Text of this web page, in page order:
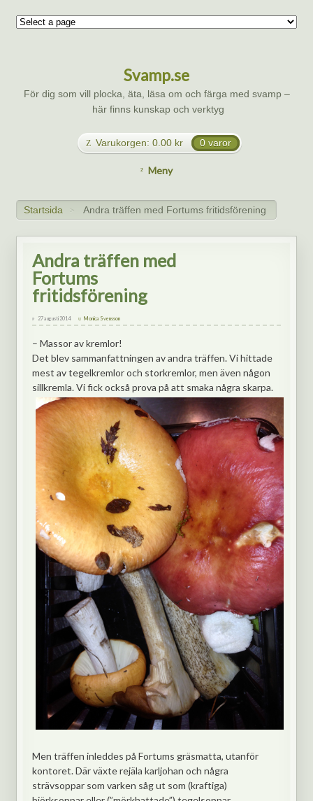
Svamp.se
För dig som vill plocka, äta, läsa om och färga med svamp –
här finns kunskap och verktyg
Varukorgen: 0.00 kr 0 varor
Meny
Startsida > Andra träffen med Fortums fritidsförening
Andra träffen med
Fortums
fritidsförening
27 augusti 2014 Monica Svensson
– Massor av kremlor!
Det blev sammanfattningen av andra träffen. Vi hittade
mest av tegelkremlor och storkremlor, men även någon
sillkremla. Vi fick också prova på att smaka några skarpa.
Men träffen inleddes på Fortums gräsmatta, utanför
kontoret. Där växte rejäla karljohan och några
strävsoppar som varken såg ut som (kraftiga)